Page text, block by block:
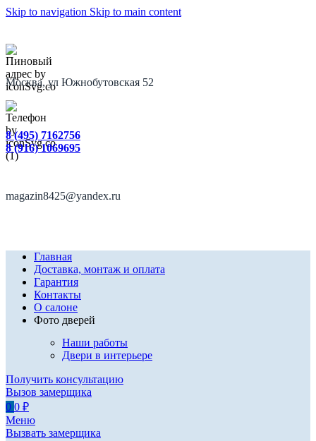
Skip to navigation Skip to main content
Москва, ул Южнобутовская 52
8 (495) 7162756
8 (916) 1069695
magazin8425@yandex.ru
Главная
Доставка, монтаж и оплата
Гарантия
Контакты
О салоне
Фото дверей
Наши работы
Двери в интерьере
Получить консультацию
Вызов замерщика
0 0 ₽
Меню
Вызвать замерщика